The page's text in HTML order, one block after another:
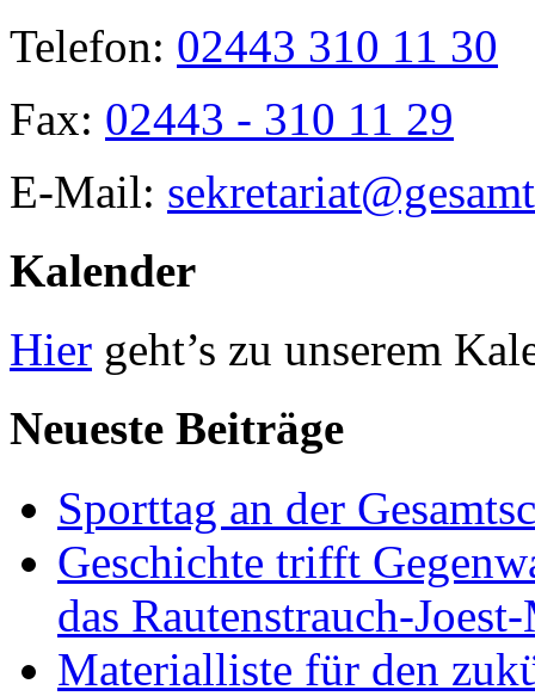
Telefon: 02443 310 11 30
Fax: 02443 - 310 11 29
E-Mail:
Kalender
Hier geht’s zu unserem
Neueste Beiträge
Sporttag an der
Geschichte trifft
das Rautenstrauch-
Materialliste für den